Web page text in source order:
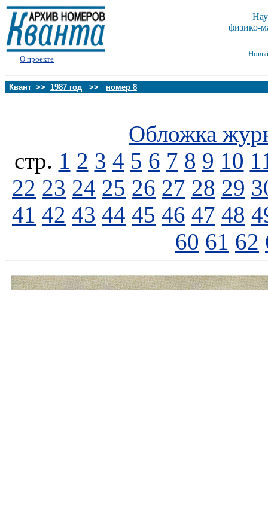
О проекте
физико-
Квант >> 1987 год >> номер 8
Обложка
стp. 1 2 3 4 5 6 7 8 9 10
22 23 24 25 26 27 28 29
41 42 43 44 45 46 47 48
60 61 62